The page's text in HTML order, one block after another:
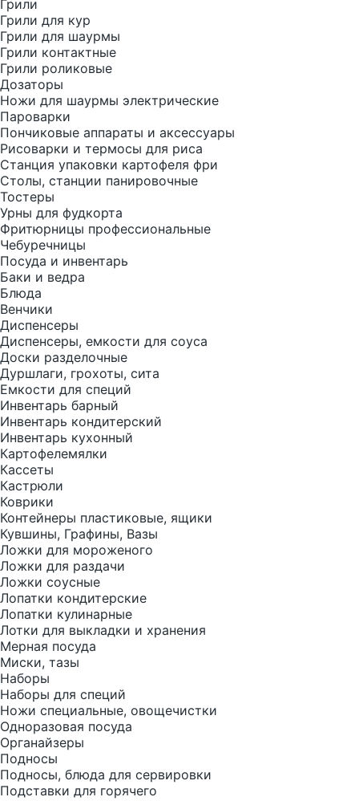
Грили
Грили для кур
Грили для шаурмы
Грили контактные
Грили роликовые
Дозаторы
Ножи для шаурмы электрические
Пароварки
Пончиковые аппараты и аксессуары
Рисоварки и термосы для риса
Станция упаковки картофеля фри
Столы, станции панировочные
Тостеры
Урны для фудкорта
Фритюрницы профессиональные
Чебуречницы
Посуда и инвентарь
Баки и ведра
Блюда
Венчики
Диспенсеры
Диспенсеры, емкости для соуса
Доски разделочные
Дуршлаги, грохоты, сита
Емкости для специй
Инвентарь барный
Инвентарь кондитерский
Инвентарь кухонный
Картофелемялки
Кассеты
Кастрюли
Коврики
Контейнеры пластиковые, ящики
Кувшины, Графины, Вазы
Ложки для мороженого
Ложки для раздачи
Ложки соусные
Лопатки кондитерские
Лопатки кулинарные
Лотки для выкладки и хранения
Мерная посуда
Миски, тазы
Наборы
Наборы для специй
Ножи специальные, овощечистки
Одноразовая посуда
Органайзеры
Подносы
Подносы, блюда для сервировки
Подставки для горячего